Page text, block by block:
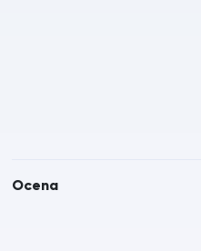
Ocena